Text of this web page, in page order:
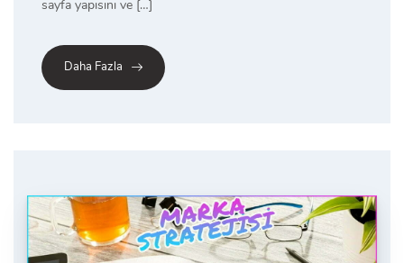
sayfa yapısını ve […]
Daha Fazla